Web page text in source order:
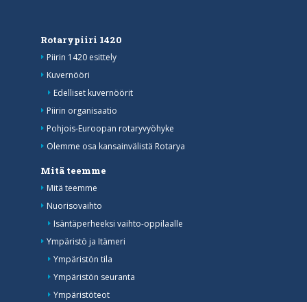
Rotarypiiri 1420
Piirin 1420 esittely
Kuvernööri
Edelliset kuvernöörit
Piirin organisaatio
Pohjois-Euroopan rotaryvyöhyke
Olemme osa kansainvälistä Rotarya
Mitä teemme
Mitä teemme
Nuorisovaihto
Isäntäperheeksi vaihto-oppilaalle
Ympäristö ja Itämeri
Ympäristön tila
Ympäristön seuranta
Ympäristöteot